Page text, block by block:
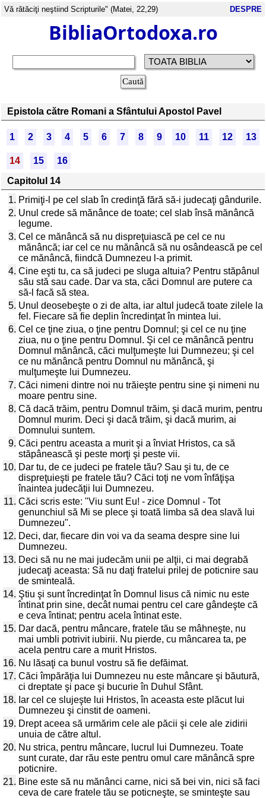
Vă rătăciţi neştiind Scripturile" (Matei, 22,29) DESPRE
BibliaOrtodoxa.ro
Epistola către Romani a Sfântului Apostol Pavel
1 2 3 4 5 6 7 8 9 10 11 12 13
14 15
16
Capitolul 14
1. Primiţi-l pe cel slab în credinţă fără să-i judecaţi gândurile.
2. Unul crede să mănânce de toate; cel slab însă mănâncă
legume.
3. Cel ce mănâncă să nu dispreţuiască pe cel ce nu
mănâncă; iar cel ce nu mănâncă să nu osândească pe cel
ce mănâncă, fiindcă Dumnezeu l-a primit.
4. Cine eşti tu, ca să judeci pe sluga altuia? Pentru stăpânul
său stă sau cade. Dar va sta, căci Domnul are putere ca
să-l facă să stea.
5. Unul deosebeşte o zi de alta, iar altul judecă toate zilele la
fel. Fiecare să fie deplin încredinţat în mintea lui.
6. Cel ce ţine ziua, o ţine pentru Domnul; şi cel ce nu ţine
ziua, nu o ţine pentru Domnul. Şi cel ce mănâncă pentru
Domnul mănâncă, căci mulţumeşte lui Dumnezeu; şi cel
ce nu mănâncă pentru Domnul nu mănâncă, şi
mulţumeşte lui Dumnezeu.
7. Căci nimeni dintre noi nu trăieşte pentru sine şi nimeni nu
moare pentru sine.
8. Că dacă trăim, pentru Domnul trăim, şi dacă murim, pentru
Domnul murim. Deci şi dacă trăim, şi dacă murim, ai
Domnului suntem.
9. Căci pentru aceasta a murit şi a înviat Hristos, ca să
stăpânească şi peste morţi şi peste vii.
10. Dar tu, de ce judeci pe fratele tău? Sau şi tu, de ce
dispreţuieşti pe fratele tău? Căci toţi ne vom înfăţişa
înaintea judecăţii lui Dumnezeu.
11. Căci scris este: "Viu sunt Eu! - zice Domnul - Tot
genunchiul să Mi se plece şi toată limba să dea slavă lui
Dumnezeu".
12. Deci, dar, fiecare din voi va da seama despre sine lui
Dumnezeu.
13. Deci să nu ne mai judecăm unii pe alţii, ci mai degrabă
judecaţi aceasta: Să nu daţi fratelui prilej de poticnire sau
de sminteală.
14. Ştiu şi sunt încredinţat în Domnul Iisus că nimic nu este
întinat prin sine, decât numai pentru cel care gândeşte că
e ceva întinat; pentru acela întinat este.
15. Dar dacă, pentru mâncare, fratele tău se mâhneşte, nu
mai umbli potrivit iubirii. Nu pierde, cu mâncarea ta, pe
acela pentru care a murit Hristos.
16. Nu lăsaţi ca bunul vostru să fie defăimat.
17. Căci împărăţia lui Dumnezeu nu este mâncare şi băutură,
ci dreptate şi pace şi bucurie în Duhul Sfânt.
18. Iar cel ce slujeşte lui Hristos, în aceasta este plăcut lui
Dumnezeu şi cinstit de oameni.
19. Drept aceea să urmărim cele ale păcii şi cele ale zidirii
unuia de către altul.
20. Nu strica, pentru mâncare, lucrul lui Dumnezeu. Toate
sunt curate, dar rău este pentru omul care mănâncă spre
poticnire.
21. Bine este să nu mănânci carne, nici să bei vin, nici să faci
ceva de care fratele tău se poticneşte, se sminteşte sau